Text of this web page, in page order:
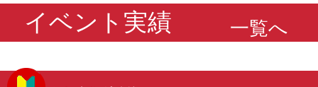
イベント実績 一覧へ